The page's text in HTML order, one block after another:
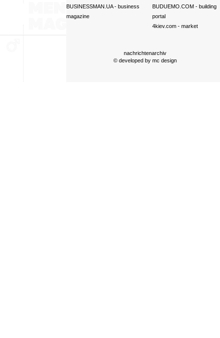
BUSINESSMAN.UA- business
magazine
BUDUEMO.COM- building
portal
4kiev.com- market
nachrichtenarchiv
© developed by mc design